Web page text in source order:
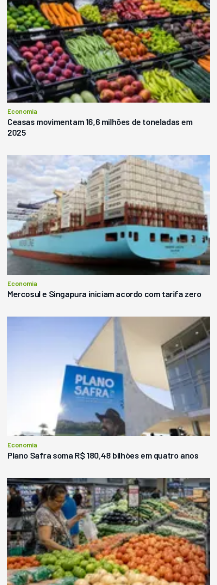
Economia
Ceasas movimentam 16,6 milhões de toneladas em
2025
Economia
Mercosul e Singapura iniciam acordo com tarifa zero
Economia
Plano Safra soma R$ 180,48 bilhões em quatro anos